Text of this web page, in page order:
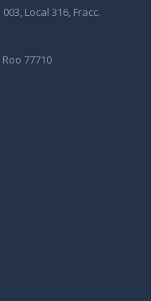
Local 316, Fracc.
77710